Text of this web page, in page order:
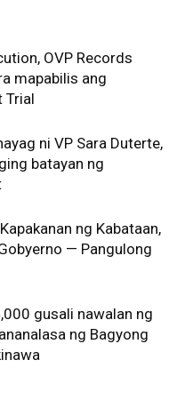
OVP Records
mapabilis ang
Trial
ni VP Sara Duterte,
batayan ng
ng Kabataan,
— Pangulong
gusali nawalan ng
ng Bagyong